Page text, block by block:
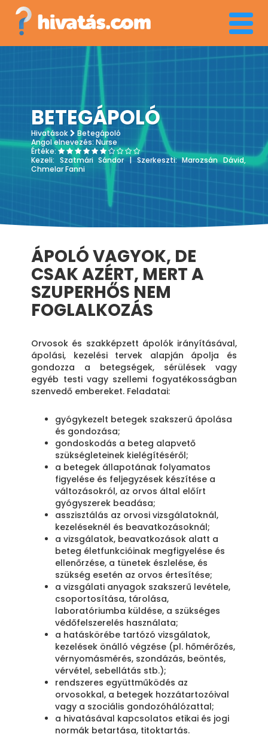
Menü
BETEGÁPOLÓ
Hivatások
Betegápoló
Angol elnevezés:Nurse
Értéke:
Kezeli: Szatmári Sándor | Szerkeszti: Marozsán Dávid,
Chmelar Fanni
ÁPOLÓ VAGYOK, DE
CSAK AZÉRT, MERT A
SZUPERHŐS NEM
FOGLALKOZÁS
Orvosok és szakképzett ápolók irányításával,
ápolási, kezelési tervek alapján ápolja és
gondozza a betegségek, sérülések vagy
egyéb testi vagy szellemi fogyatékosságban
szenvedő embereket. Feladatai:
gyógykezelt betegek szakszerű ápolása
és gondozása;
gondoskodás a beteg alapvető
szükségleteinek kielégítéséről;
a betegek állapotának folyamatos
figyelése és feljegyzések készítése a
változásokról, az orvos által előírt
gyógyszerek beadása;
asszisztálás az orvosi vizsgálatoknál,
kezeléseknél és beavatkozásoknál;
a vizsgálatok, beavatkozások alatt a
beteg életfunkcióinak megfigyelése és
ellenőrzése, a tünetek észlelése, és
szükség esetén az orvos értesítése;
a vizsgálati anyagok szakszerű levétele,
csoportosítása, tárolása,
laboratóriumba küldése, a szükséges
védőfelszerelés használata;
a hatáskörébe tartózó vizsgálatok,
kezelések önálló végzése (pl. hőmérőzés,
vérnyomásmérés, szondázás, beöntés,
vérvétel, sebellátás stb.);
rendszeres együttműködés az
orvosokkal, a betegek hozzátartozóival
vagy a szociális gondozóhálózattal;
a hivatásával kapcsolatos etikai és jogi
normák betartása, titoktartás.